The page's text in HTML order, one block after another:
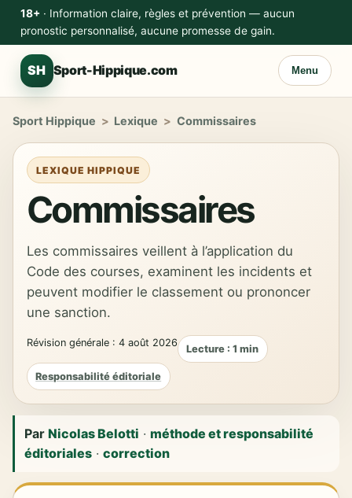
18+· Information claire, règles et prévention — aucun
pronostic personnalisé, aucune promesse de gain.
SH Sport-Hippique.com Menu
Sport Hippique > Lexique > Commissaires
LEXIQUE HIPPIQUE
Commissaires
Les commissaires veillent à l’application du
Code des courses, examinent les incidents et
peuvent modifier le classement ou prononcer
une sanction.
Révision générale : 4 août 2026 Lecture : 1 min
Responsabilité éditoriale
ParNicolas Belotti ·méthode et responsabilité
éditoriales ·correction